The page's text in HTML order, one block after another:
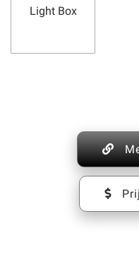
Light Box